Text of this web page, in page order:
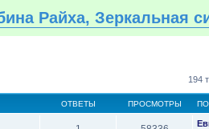
Райха, Зеркальная
194
ОТВЕТЫ ПРОСМОТРЫ